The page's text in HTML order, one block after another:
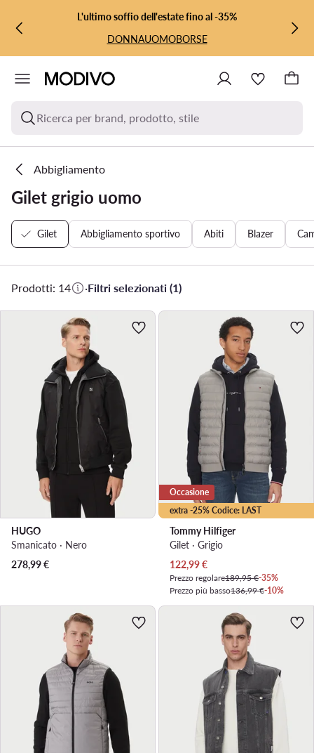
VAI AL CONTENUTO PRINCIPALE
VAI ALLA RICERCAL'ultimo soffio dell'estate fino al -35%
DONNAUOMOBORSE
Ricerca per brand, prodotto, stile
Abbigliamento
Gilet grigio uomo
Gilet Abbigliamento sportivo Abiti Blazer
Prodotti: 14 ·Filtri selezionati (1)
HUGO
Smanicato · Nero
278,99€
extra -25% Codice: LAST
Occasione
Tommy Hilfiger
Gilet · Grigio
Prezzo attuale
122,99€
Prezzo regolare189,95 €-35%
Prezzo più basso136,99 €-10%